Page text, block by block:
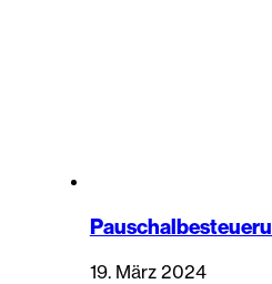
19. März 2024